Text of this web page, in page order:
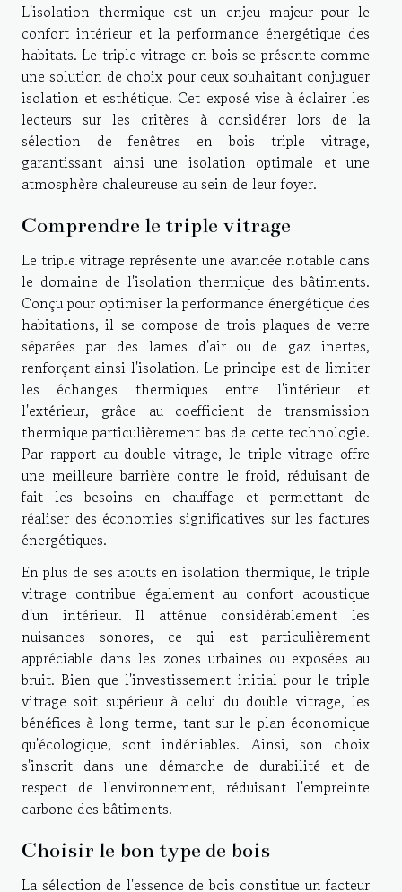
L'isolation thermique est un enjeu majeur pour le
confort intérieur et la performance énergétique des
habitats. Le triple vitrage en bois se présente comme
une solution de choix pour ceux souhaitant conjuguer
isolation et esthétique. Cet exposé vise à éclairer les
lecteurs sur les critères à considérer lors de la
sélection de fenêtres en bois triple vitrage,
garantissant ainsi une isolation optimale et une
atmosphère chaleureuse au sein de leur foyer.
Comprendre le triple vitrage
Le triple vitrage représente une avancée notable dans
le domaine de l'isolation thermique des bâtiments.
Conçu pour optimiser la performance énergétique des
habitations, il se compose de trois plaques de verre
séparées par des lames d'air ou de gaz inertes,
renforçant ainsi l'isolation. Le principe est de limiter
les échanges thermiques entre l'intérieur et
l'extérieur, grâce au coefficient de transmission
thermique particulièrement bas de cette technologie.
Par rapport au double vitrage, le triple vitrage offre
une meilleure barrière contre le froid, réduisant de
fait les besoins en chauffage et permettant de
réaliser des économies significatives sur les factures
énergétiques.
En plus de ses atouts en isolation thermique, le triple
vitrage contribue également au confort acoustique
d'un intérieur. Il atténue considérablement les
nuisances sonores, ce qui est particulièrement
appréciable dans les zones urbaines ou exposées au
bruit. Bien que l'investissement initial pour le triple
vitrage soit supérieur à celui du double vitrage, les
bénéfices à long terme, tant sur le plan économique
qu'écologique, sont indéniables. Ainsi, son choix
s'inscrit dans une démarche de durabilité et de
respect de l'environnement, réduisant l'empreinte
carbone des bâtiments.
Choisir le bon type de bois
La sélection de l'essence de bois constitue un facteur